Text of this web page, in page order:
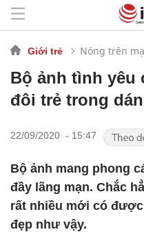
Giới trẻ Nóng trên
Bộ ảnh tình yêu
đôi trẻ trong
22/09/2020 - 15:47
Bộ ảnh mang phong
đầy lãng mạn. Chắc
rất nhiều mới có
đẹp như vậy.